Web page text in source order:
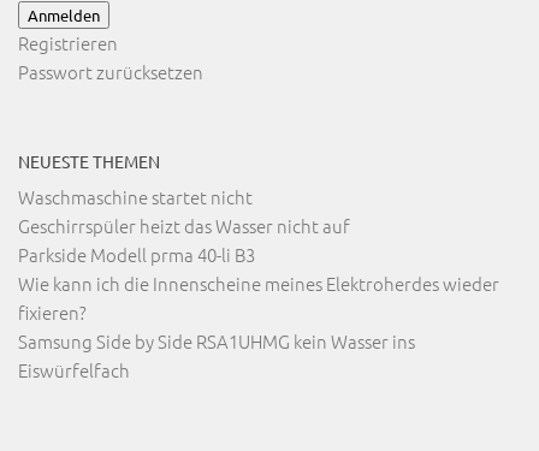
Anmelden
Registrieren
Passwort zurücksetzen
NEUESTE THEMEN
Waschmaschine startet nicht
Geschirrspüler heizt das Wasser nicht auf
Parkside Modell prma 40-li B3
Wie kann ich die Innenscheine meines Elektroherdes wieder
fixieren?
Samsung Side by Side RSA1UHMG kein Wasser ins
Eiswürfelfach